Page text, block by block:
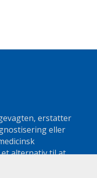
erstatter
eller
alternativ til at